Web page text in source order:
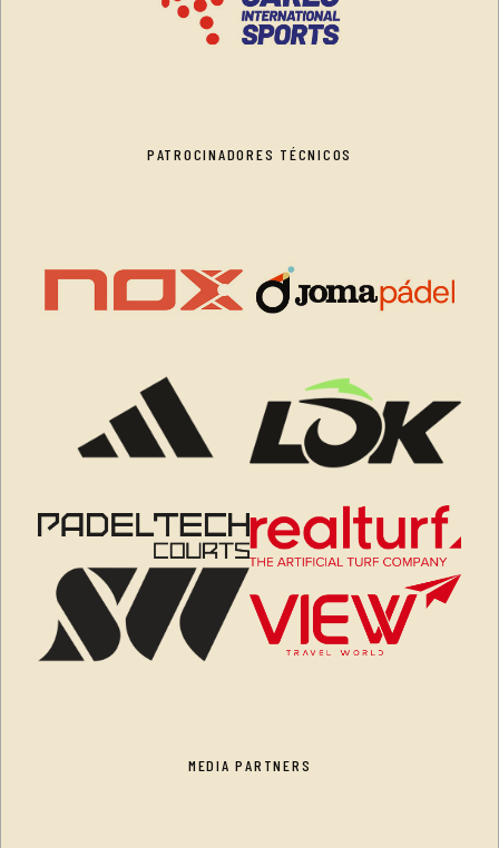
PATROCINADORES TÉCNICOS
MEDIA PARTNERS